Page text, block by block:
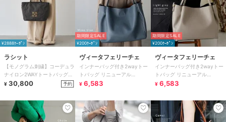
¥2888ｸｰﾎﾟﾝ
ラシット
【モノグラム刺繍】コーデュラ
ナイロン2WAYトートバッグ
(CE-1776)
¥ 30,800 予約
期間限定SALE
¥200ｸｰﾎﾟﾝ
ヴィータフェリーチェ
インナーバッグ付き2wayトー
トバッグ リニューアル
【aroco/アロコ】
¥ 6,583
期間限定SALE
¥200ｸｰﾎﾟﾝ
ヴィータフェリーチェ
インナーバッグ付き2wayトー
トバッグ リニューアル
【aroco/アロコ】
¥ 6,583